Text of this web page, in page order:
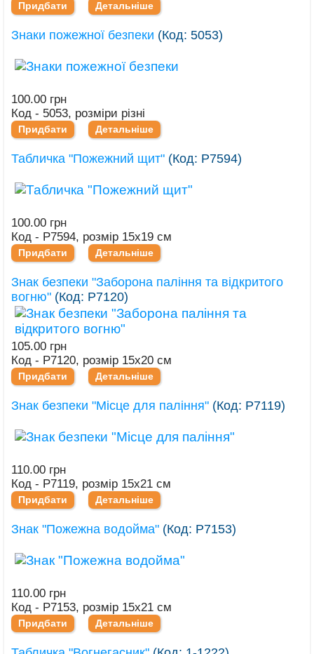
Придбати Детальніше
Знаки пожежної безпеки (Код:5053)
100.00 грн
Код - 5053, розміри різні
Придбати Детальніше
Табличка "Пожежний щит" (Код: Р7594)
100.00 грн
Код - Р7594, розмір 15х19 см
Придбати Детальніше
Знак безпеки "Заборона паління та відкритого
вогню" (Код: Р7120)
105.00 грн
Код - Р7120, розмір 15х20 см
Придбати Детальніше
Знак безпеки "Місце для паління" (Код: Р7119)
110.00 грн
Код - Р7119, розмір 15х21 см
Придбати Детальніше
Знак "Пожежна водойма" (Код: Р7153)
110.00 грн
Код - Р7153, розмір 15х21 см
Придбати Детальніше